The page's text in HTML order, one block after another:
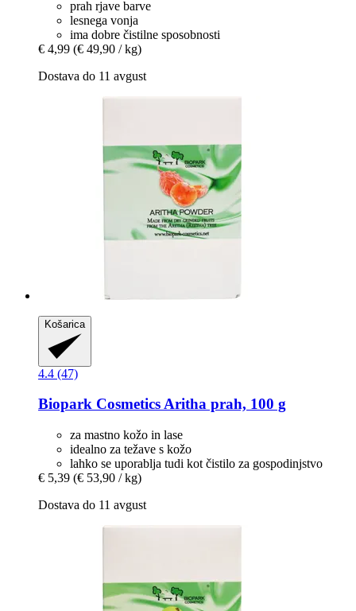
prah rjave barve
lesnega vonja
ima dobre čistilne sposobnosti
€ 4,99 (€ 49,90 / kg)
Dostava do 11 avgust
Košarica
4.4 (47)
Biopark CosmeticsAritha prah, 100 g
za mastno kožo in lase
idealno za težave s kožo
lahko se uporablja tudi kot čistilo za gospodinjstvo
€ 5,39 (€ 53,90 / kg)
Dostava do 11 avgust